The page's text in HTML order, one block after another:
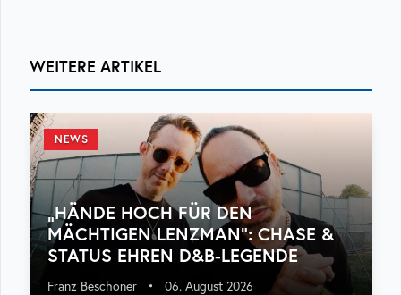
WEITERE ARTIKEL
NEWS
„HÄNDE HOCH FÜR DEN
MÄCHTIGEN LENZMAN“: CHASE &
STATUS EHREN D&B-LEGENDE
Franz Beschoner • 06. August 2026